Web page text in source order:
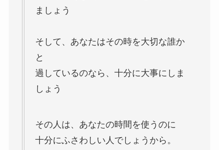
ましょう
そして、あなたはその時を大切な誰か
と
過しているのなら、十分に大事にしま
しょう
その人は、あなたの時間を使うのに
十分にふさわしい人でしょうから。